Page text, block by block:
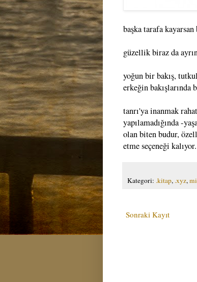
başka tarafa
güzellik biraz da
yoğun bir bakış,
erkeğin
tanrı'ya inanmak
yapılamadığında -
olan biten budur,
etme seçeneği kalıyor.
Kategori: .kitap, .xyz,
Sonraki Kayıt